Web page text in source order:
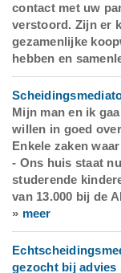
contact met uw
verstoord. Zijn er
gezamenlijke
hebben en
Mijn man en ik
willen in goed
Enkele zaken
- Ons huis staat
studerende
van 13.000 bij de
» meer
gezocht bij advies